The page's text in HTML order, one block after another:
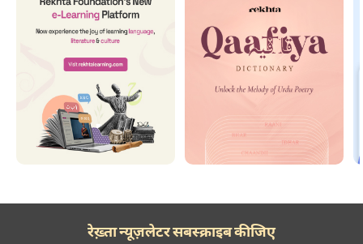
रेख़्ता न्यूज़लेटर सबस्क्राइब कीजिए